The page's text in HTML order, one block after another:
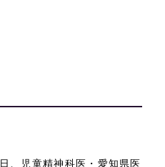
日、児童精神科医・愛知県医